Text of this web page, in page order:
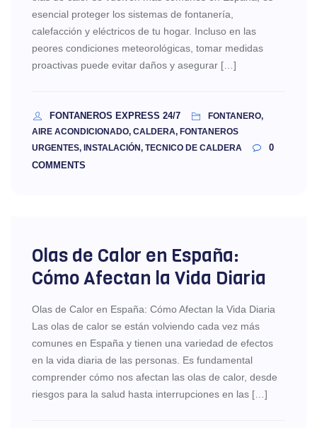
esencial proteger los sistemas de fontanería,
calefacción y eléctricos de tu hogar. Incluso en las
peores condiciones meteorológicas, tomar medidas
proactivas puede evitar daños y asegurar […]
FONTANEROS EXPRESS 24/7
FONTANERO,
AIRE ACONDICIONADO, CALDERA, FONTANEROS
URGENTES, INSTALACIÓN, TECNICO DE CALDERA
0
COMMENTS
Olas de Calor en España:
Cómo Afectan la Vida Diaria
Olas de Calor en España: Cómo Afectan la Vida Diaria
Las olas de calor se están volviendo cada vez más
comunes en España y tienen una variedad de efectos
en la vida diaria de las personas. Es fundamental
comprender cómo nos afectan las olas de calor, desde
riesgos para la salud hasta interrupciones en las […]